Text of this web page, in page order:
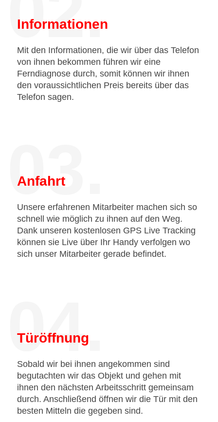
Informationen
Mit den Informationen, die wir über das Telefon
von ihnen bekommen führen wir eine
Ferndiagnose durch, somit können wir ihnen
den voraussichtlichen Preis bereits über das
Telefon sagen.
03.
Anfahrt
Unsere erfahrenen Mitarbeiter machen sich so
schnell wie möglich zu ihnen auf den Weg.
Dank unseren kostenlosen GPS Live Tracking
können sie Live über Ihr Handy verfolgen wo
sich unser Mitarbeiter gerade befindet.
04.
Türöffnung
Sobald wir bei ihnen angekommen sind
begutachten wir das Objekt und gehen mit
ihnen den nächsten Arbeitsschritt gemeinsam
durch. Anschließend öffnen wir die Tür mit den
besten Mitteln die gegeben sind.